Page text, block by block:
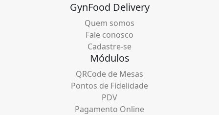
GynFood Delivery
Quem somos
Fale conosco
Cadastre-se
Módulos
QRCode de Mesas
Pontos de Fidelidade
PDV
Pagamento Online